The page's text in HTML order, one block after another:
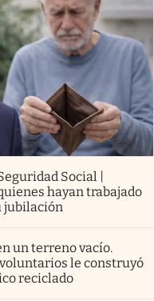
Social |
hayan trabajado
jubilación
un terreno vacío.
le construyó
reciclado